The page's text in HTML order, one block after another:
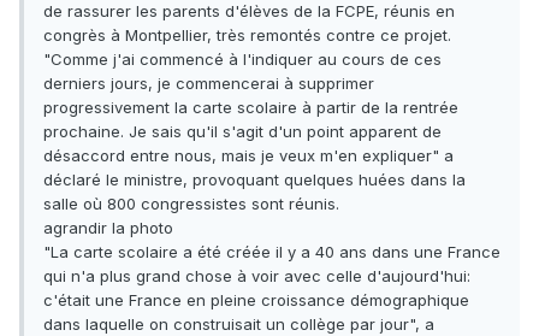
de rassurer les parents d'élèves de la FCPE, réunis en
congrès à Montpellier, très remontés contre ce projet.
"Comme j'ai commencé à l'indiquer au cours de ces
derniers jours, je commencerai à supprimer
progressivement la carte scolaire à partir de la rentrée
prochaine. Je sais qu'il s'agit d'un point apparent de
désaccord entre nous, mais je veux m'en expliquer" a
déclaré le ministre, provoquant quelques huées dans la
salle où 800 congressistes sont réunis.
agrandir la photo
"La carte scolaire a été créée il y a 40 ans dans une France
qui n'a plus grand chose à voir avec celle d'aujourd'hui:
c'était une France en pleine croissance démographique
dans laquelle on construisait un collège par jour", a